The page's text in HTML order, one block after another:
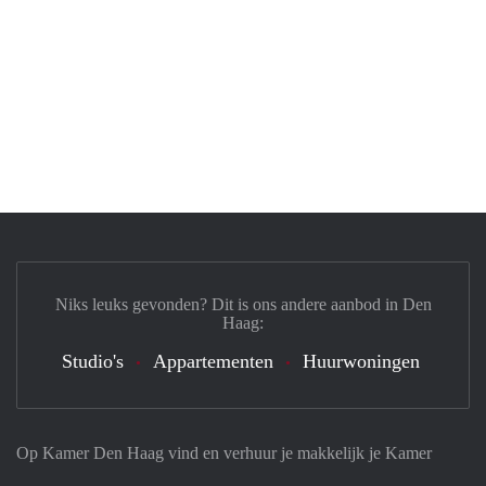
Op Kamer Den Haag vind en verhuur je makkelijk je Kamer
Niks leuks gevonden? Dit is ons andere aanbod in Den
Haag:
Studio's Appartementen Huurwoningen